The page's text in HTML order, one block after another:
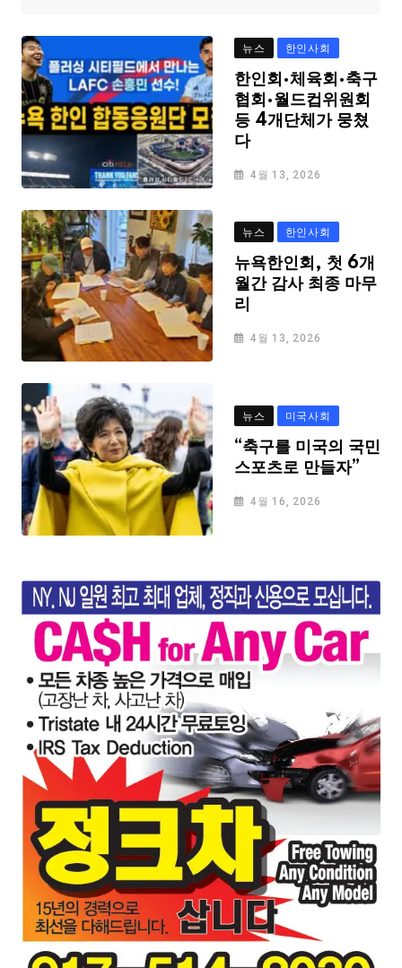
뉴스 한인사회
한인회·체육회·축구
협회·월드컵위원회
등 4개단체가 뭉쳤
다
4월 13, 2026
뉴스 한인사회
뉴욕한인회, 첫 6개
월간 감사 최종 마무
리
4월 13, 2026
뉴스 미국사회
“축구를 미국의 국민
스포츠로 만들자”
4월 16, 2026